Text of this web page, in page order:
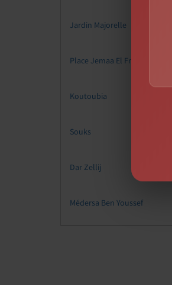
Jardin Majorelle
Place Jemaa El Fna
Koutoubia
Souks
Dar Zellij
Médersa Ben Youssef